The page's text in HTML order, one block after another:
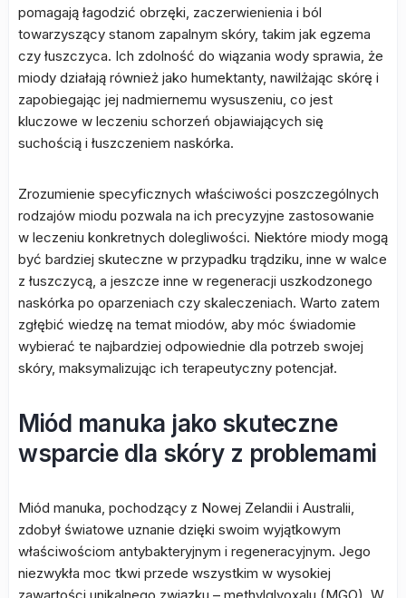
pomagają łagodzić obrzęki, zaczerwienienia i ból
towarzyszący stanom zapalnym skóry, takim jak egzema
czy łuszczyca. Ich zdolność do wiązania wody sprawia, że
miody działają również jako humektanty, nawilżając skórę i
zapobiegając jej nadmiernemu wysuszeniu, co jest
kluczowe w leczeniu schorzeń objawiających się
suchością i łuszczeniem naskórka.
Zrozumienie specyficznych właściwości poszczególnych
rodzajów miodu pozwala na ich precyzyjne zastosowanie
w leczeniu konkretnych dolegliwości. Niektóre miody mogą
być bardziej skuteczne w przypadku trądziku, inne w walce
z łuszczycą, a jeszcze inne w regeneracji uszkodzonego
naskórka po oparzeniach czy skaleczeniach. Warto zatem
zgłębić wiedzę na temat miodów, aby móc świadomie
wybierać te najbardziej odpowiednie dla potrzeb swojej
skóry, maksymalizując ich terapeutyczny potencjał.
Miód manuka jako skuteczne
wsparcie dla skóry z problemami
Miód manuka, pochodzący z Nowej Zelandii i Australii,
zdobył światowe uznanie dzięki swoim wyjątkowym
właściwościom antybakteryjnym i regeneracyjnym. Jego
niezwykła moc tkwi przede wszystkim w wysokiej